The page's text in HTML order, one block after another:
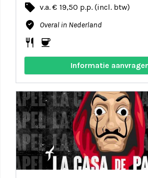
local_offer v.a. € 19,50 p.p. (incl. btw)
where_to_vote Overal in Nederland
restaurant coffee
Informatie